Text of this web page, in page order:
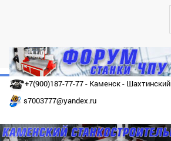
+7(900)187-77-77 - Каменск - Шахтинский
s7003777@yandex.ru